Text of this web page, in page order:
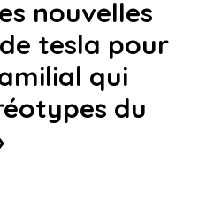
nouvelles
tesla pour
qui
du